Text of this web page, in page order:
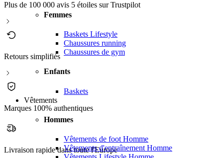
Femmes
Baskets Lifestyle
Chaussures running
Chaussures de gym
Enfants
Baskets
Vêtements
Hommes
Vêtements de foot Homme
Vêtements d'entraînement Homme
Plus de 100 000 avis 5 étoiles sur Trustpilot
Retours simplifiés
Marques 100% authentiques
Livraison rapide dans toute l'Europe